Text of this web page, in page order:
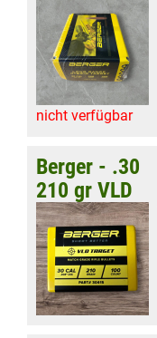
nicht verfügbar
Berger - .30
210 gr VLD